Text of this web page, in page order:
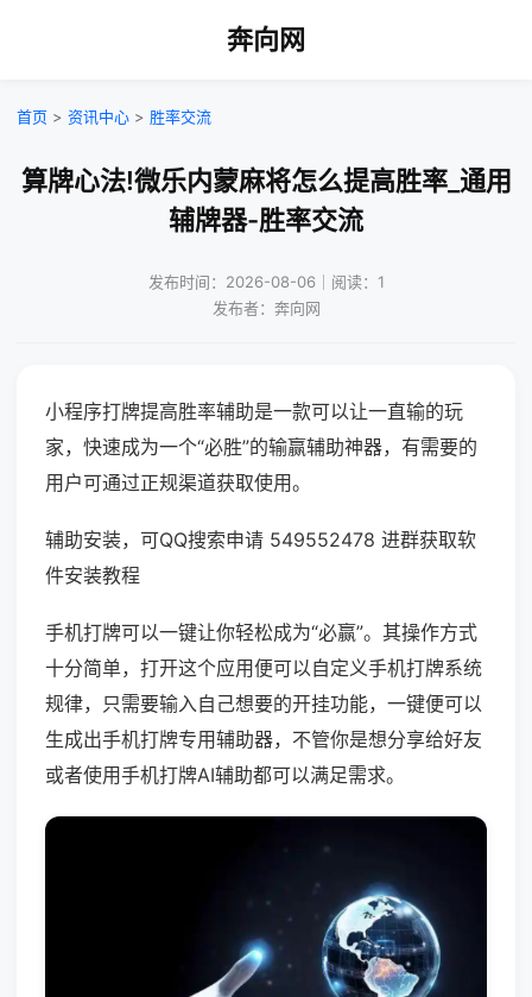
奔向网
首页 > 资讯中心 > 胜率交流
算牌心法!微乐内蒙麻将怎么提高胜率_通用
辅牌器-胜率交流
发布时间：2026-08-06｜阅读：1
发布者：奔向网
小程序打牌提高胜率辅助是一款可以让一直输的玩
家，快速成为一个“必胜”的输赢辅助神器，有需要的
用户可通过正规渠道获取使用。
辅助安装，可QQ搜索申请 549552478 进群获取软
件安装教程
手机打牌可以一键让你轻松成为“必赢”。其操作方式
十分简单，打开这个应用便可以自定义手机打牌系统
规律，只需要输入自己想要的开挂功能，一键便可以
生成出手机打牌专用辅助器，不管你是想分享给好友
或者使用手机打牌AI辅助都可以满足需求。